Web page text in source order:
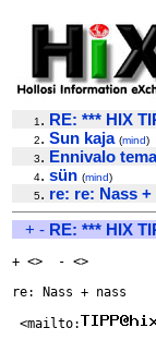
1 . RE: *** HIX
2. Sun kaja (mind)
3. Ennivalo tema
4. sün (mind)
5. re: re: Nass +
+ - RE: *** HIX
+ <>  - <>
re: Nass + nass
<mailto: